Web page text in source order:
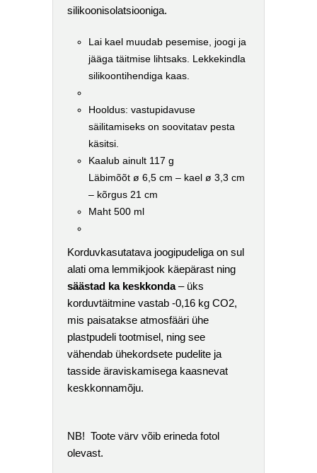
silikoonisolatsiooniga.
Lai kael muudab pesemise, joogi ja
jääga täitmise lihtsaks. Lekkekindla
silikoontihendiga kaas.
Hooldus: vastupidavuse
säilitamiseks on soovitatav pesta
käsitsi.
Kaalub ainult 117 g
Läbimõõt ø 6,5 cm – kael ø 3,3 cm
– kõrgus 21 cm
Maht 500 ml
Korduvkasutatava joogipudeliga on sul
alati oma lemmikjook käepärast ning
säästad ka keskkonda– üks
korduvtäitmine vastab -0,16 kg CO2,
mis paisatakse atmosfääri ühe
plastpudeli tootmisel, ning see
vähendab ühekordsete pudelite ja
tasside äraviskamisega kaasnevat
keskkonnamõju.
NB! Toote värv võib erineda fotol
olevast.